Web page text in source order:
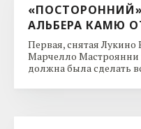
АЛЬБЕРА КАМЮ
Первая, снятая Лукино
Марчелло Мастроянни
должна была сделать